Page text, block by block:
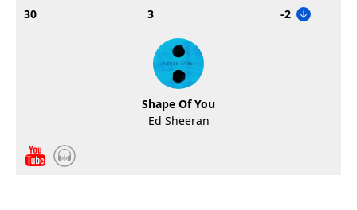
30 3 -2
Shape Of You
Ed Sheeran